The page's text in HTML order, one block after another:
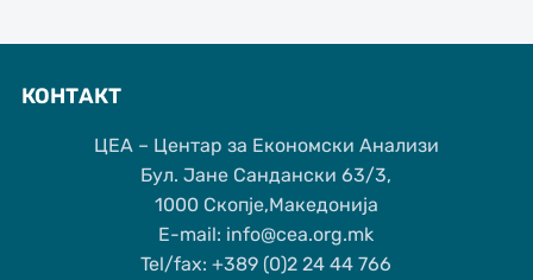
КОНТАКТ
ЦЕА – Центар за Економски Анализи
Бул. Јане Сандански 63/3,
1000 Скопје,Македонија
Е-mail: info@cea.org.mk
Tel/fax: +389 (0)2 24 44 766